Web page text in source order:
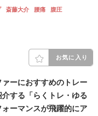
斎藤大介 腰痛
腹圧
お気に入り
ーにおすすめのトレー
する「らくトレ・ゆる
ーマンスが飛躍的にア